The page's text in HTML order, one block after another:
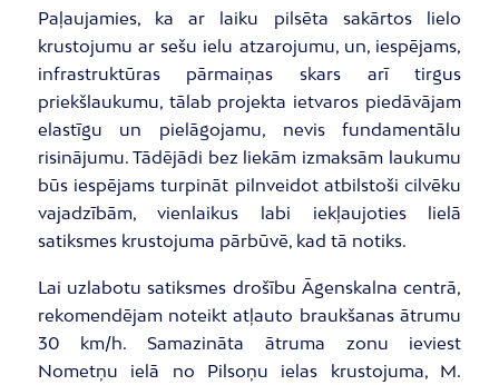
Paļaujamies, ka ar laiku pilsēta sakārtos lielo
krustojumu ar sešu ielu atzarojumu, un, iespējams,
infrastruktūras pārmaiņas skars arī tirgus
priekšlaukumu, tālab projekta ietvaros piedāvājam
elastīgu un pielāgojamu, nevis fundamentālu
risinājumu. Tādējādi bez liekām izmaksām laukumu
būs iespējams turpināt pilnveidot atbilstoši cilvēku
vajadzībām, vienlaikus labi iekļaujoties lielā
satiksmes krustojuma pārbūvē, kad tā notiks.
Lai uzlabotu satiksmes drošību Āgenskalna centrā,
rekomendējam noteikt atļauto braukšanas ātrumu
30 km/h. Samazināta ātruma zonu ieviest
Nometņu ielā no Pilsoņu ielas krustojuma, M.